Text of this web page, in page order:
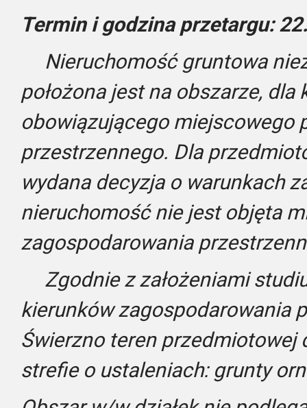
Termin i godzina przetargu:
Nieruchomość gruntowa
położona jest na obszarze, dla
obowiązującego miejscowego
przestrzennego. Dla
wydana decyzja o warunkach
nieruchomość nie jest objęta
zagospodarowania
Zgodnie z założeniami
kierunków zagospodarowania
Świerzno teren przedmiotowej
strefie o ustaleniach: grunty